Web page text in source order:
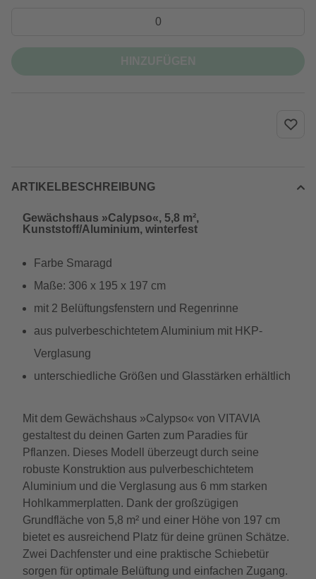
ARTIKELBESCHREIBUNG
Gewächshaus »Calypso«, 5,8 m²,
Kunststoff/Aluminium, winterfest
Farbe Smaragd
Maße: 306 x 195 x 197 cm
mit 2 Belüftungsfenstern und Regenrinne
aus pulverbeschichtetem Aluminium mit HKP-
Verglasung
unterschiedliche Größen und Glasstärken erhältlich
Mit dem Gewächshaus »Calypso« von VITAVIA
gestaltest du deinen Garten zum Paradies für
Pflanzen. Dieses Modell überzeugt durch seine
robuste Konstruktion aus pulverbeschichtetem
Aluminium und die Verglasung aus 6 mm starken
Hohlkammerplatten. Dank der großzügigen
Grundfläche von 5,8 m² und einer Höhe von 197 cm
bietet es ausreichend Platz für deine grünen Schätze.
Zwei Dachfenster und eine praktische Schiebetür
sorgen für optimale Belüftung und einfachen Zugang.